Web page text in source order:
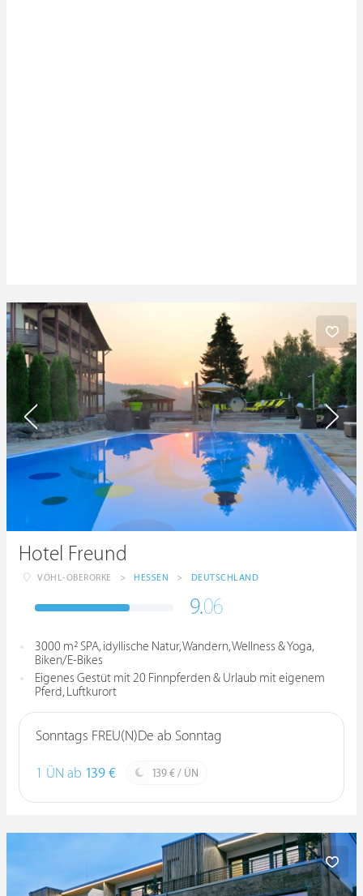
Hotel Freund
VÖHL-OBERORKE > HESSEN > DEUTSCHLAND
9.06
3000 m² SPA, idyllische Natur, Wandern, Wellness & Yoga,
Biken/E-Bikes
Eigenes Gestüt mit 20 Finnpferden & Urlaub mit eigenem
Pferd, Luftkurort
Sonntags FREU(N)De ab Sonntag
1 ÜN ab 139 € 139 € / ÜN